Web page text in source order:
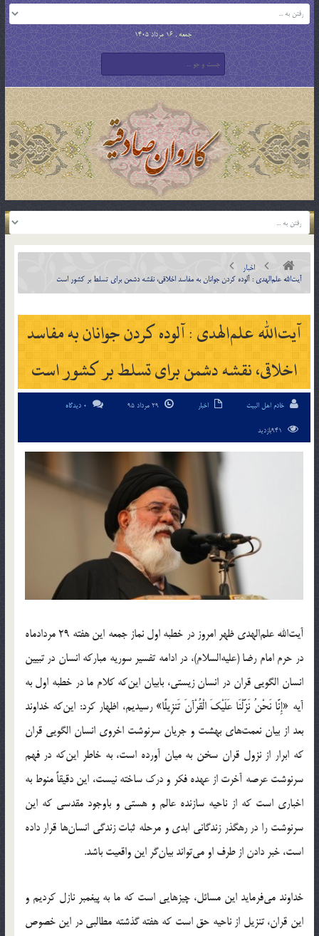
جمعه , 16 مرداد 1405
اخبار
آیت‌الله علم‌الهدی : آلوده کردن جوانان به مفاسد اخلاقی، نقشه دشمن برای تسلط بر کشور است
آیت‌الله علم‌الهدی : آلوده کردن جوانان به مفاسد
اخلاقی، نقشه دشمن برای تسلط بر کشور است
خادم اهل البیت اخبار 0 دیدگاه
آیت‌الله علم‌الهدی ظهر امروز در خطبه اول نماز جمعه این هفته 29 مردادماه
در حرم امام رضا (علیه‌السلام)، در ادامه تفسیر سوریه مبارکه انسان در تبیین
انسان الگویی قران در انسان زیستی، بابیان این‌که کلام ما در خطبه اول به
آیه «إِنَّا نَحْنُ نَزَّلْنَا عَلَیْکَ الْقُرْآنَ تَنزِیلًا» رسیدیم، اظهار کرد: این‌که خداوند
بعد از بیان نعمت‌های بهشت و جریان سرنوشت اخروی انسان الگویی قران
که ابرار از نزول قران سخن به میان آورده است، به خاطر این‌که در فهم
سرنوشت عرصه آخرت از عهده فکر و درک ساخته نیست، این دقیقاً منوط به
اخباری است که از ناحیه سازنده عالم و هستی و باوجود مقدسی که این
سرنوشت را در رهگذر زندگانی ابدی و مرحله ثبات زندگی انسان‌ها قرار داده
است، خبر دادن از طرف او می‌تواند بیان‌گر این واقعیت باشد.
خداوند می‌فرماید این مسائل، چیزهایی است که ما به پیغمبر نازل کردیم و
این قران، تنزیل از ناحیه حق است که هفته گذشته مطالبی در این خصوص